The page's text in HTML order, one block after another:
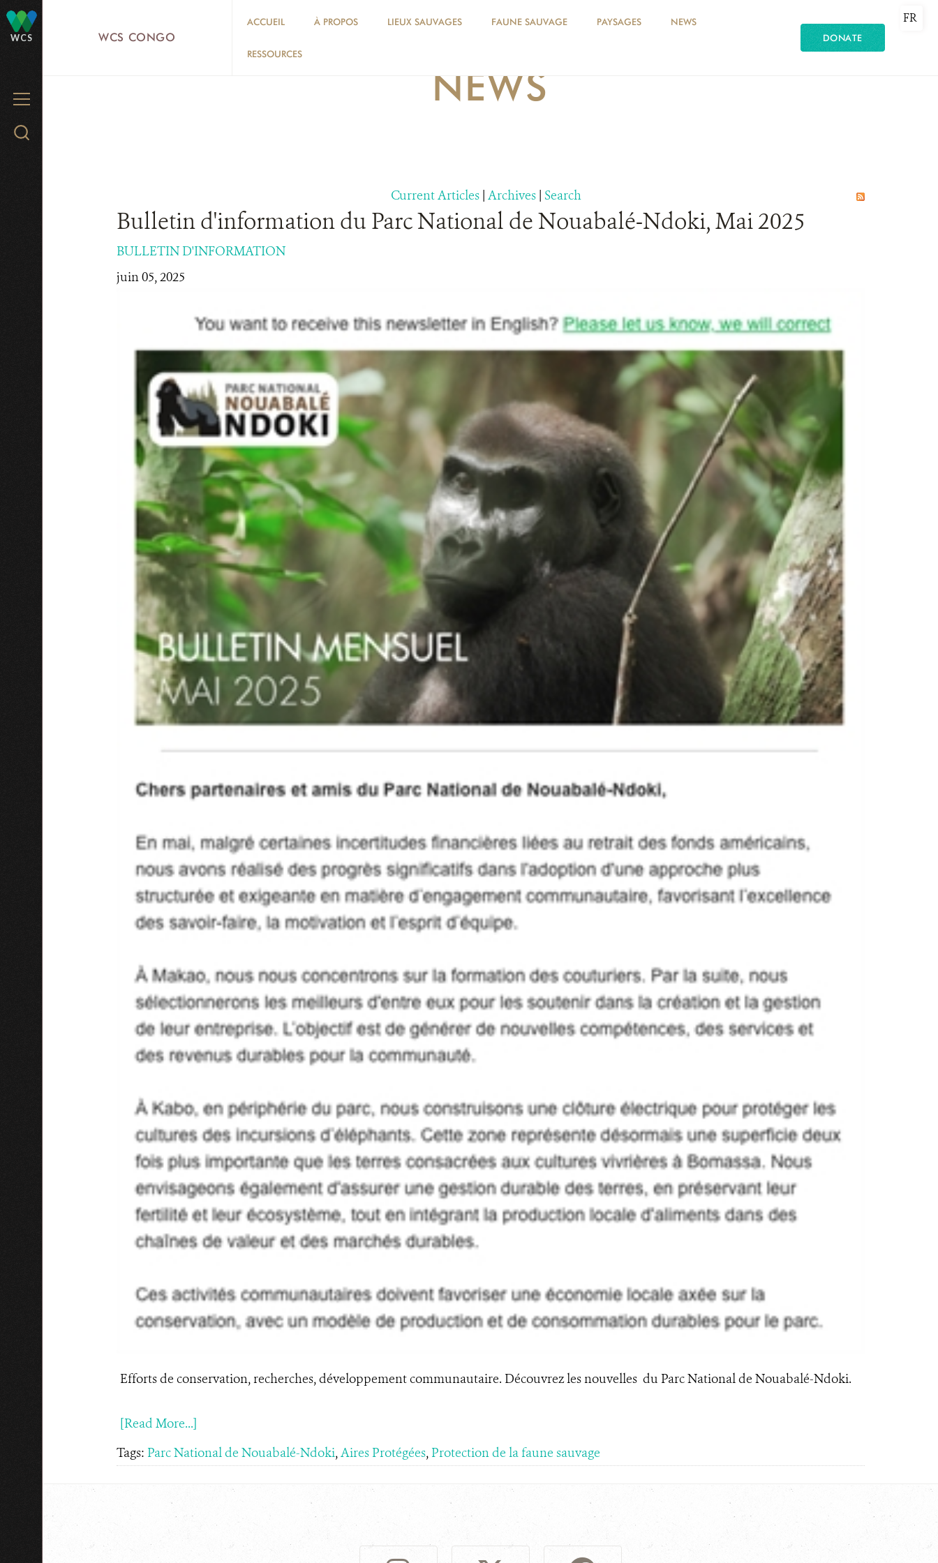
WCS
MENU
Search
WCS CONGO
ACCUEIL À PROPOS LIEUX SAUVAGES FAUNE SAUVAGE PAYSAGES NEWS
RESSOURCES
DONATE
FR
NEWS
Current Articles | Archives | Search
Bulletin d'information du Parc National de Nouabalé-Ndoki, Mai 2025
BULLETIN D'INFORMATION
juin 05, 2025
Efforts de conservation, recherches, développement communautaire. Découvrez les nouvelles du Parc National de Nouabalé-Ndoki.
[Read More...]
Tags: Parc National de Nouabalé-Ndoki,Aires Protégées, Protection de la faune sauvage